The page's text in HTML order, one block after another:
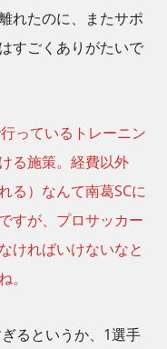
れたのに、またサポ
すごくありがたいで
っているトレーニン
る施策。経費以外
る）なんて南葛SCに
すが、プロサッカー
ければいけないなと
。
るというか、1選手